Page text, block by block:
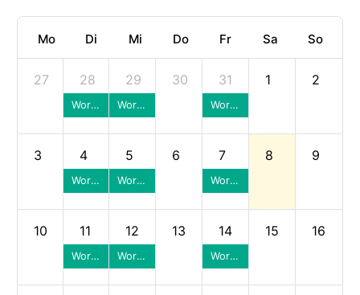
Mo Di Mi Do Fr Sa So
27 28
Workshop / Körperführung / Std. Tango - findet statt
29
Workshop / Körperführung / Std. Tango - findet statt
30 31
Workshop / Körperführung / Std. Tango - findet statt
1 2
3 4
Workshop / Körperführung / Std. Slowfox
5
Workshop / Körperführung / Std. Slowfox - findet statt
6 7
Workshop / Körperführung / Std. Slowfox
8 9
10 11
Workshop / Körperführung / Std. Quickstep
12
Workshop / Körperführung / Std. Quickstep
13 14
Workshop / Körperführung / Std. Quickstep
15 16